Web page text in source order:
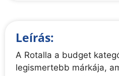
Leírás:
A Rotalla a budget
legismertebb márkája,